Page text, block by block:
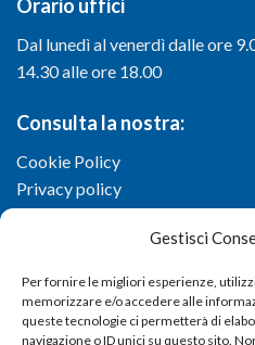
Gestisci
Per fornire le migliori esperienze,
memorizzare e/o accedere alle
queste tecnologie ci permetterà di
navigazione o ID unici su questo sito.
Orario uffici
Dal lunedì al venerdì dalle ore
14.30 alle ore 18.00
Consulta la nostra:
Cookie Policy
Privacy policy